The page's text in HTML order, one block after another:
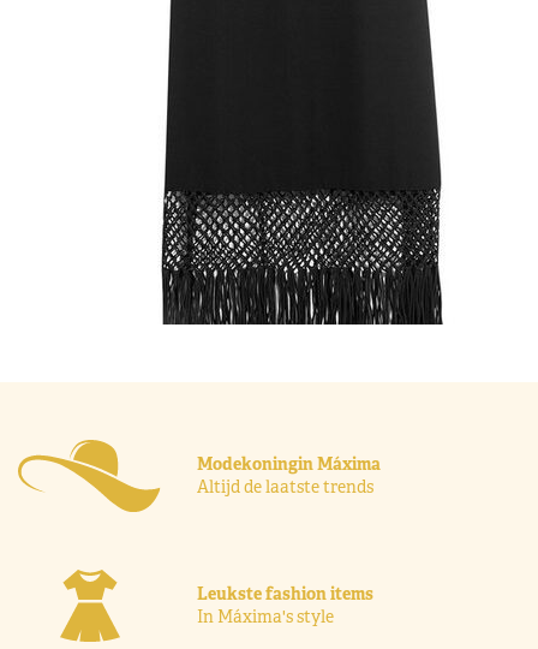
Modekoningin Máxima
Altijd de laatste trends
Leukste fashion items
In Máxima's style